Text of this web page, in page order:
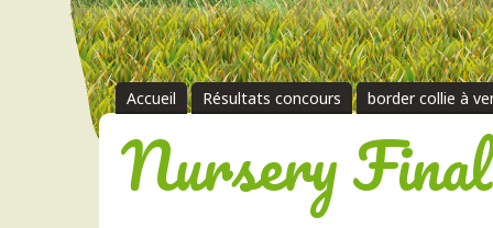
Accueil Résultats concours border collie à
Nursery Final